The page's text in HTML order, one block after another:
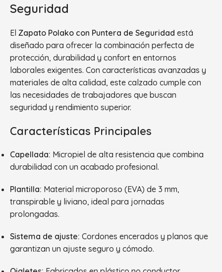
Seguridad
El Zapato Polako con Puntera de Seguridad está
diseñado para ofrecer la combinación perfecta de
protección, durabilidad y confort en entornos
laborales exigentes. Con características avanzadas y
materiales de alta calidad, este calzado cumple con
las necesidades de trabajadores que buscan
seguridad y rendimiento superior.
Características Principales
Capellada: Micropiel de alta resistencia que combina
durabilidad con un acabado profesional.
Plantilla: Material microporoso (EVA) de 3 mm,
transpirable y liviano, ideal para jornadas
prolongadas.
Sistema de ajuste: Cordones encerados y planos que
garantizan un ajuste seguro y cómodo.